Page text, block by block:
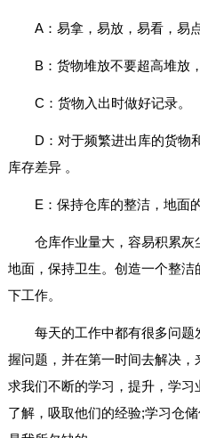
A：易拿，易放，易看，易
B：货物堆放不要超高堆放
C：货物入出时做好记录。
D：对于频繁进出库的货物
库存差异 。
E：保持仓库的整洁，地面
仓库作业量大，容易积累
地面，保持卫生。创造一个整
下工作。
每天的工作中都有很多问
握问题，并在第一时间去解决
求我们不断的学习，提升，学习
了解，吸取他们的经验;学习仓